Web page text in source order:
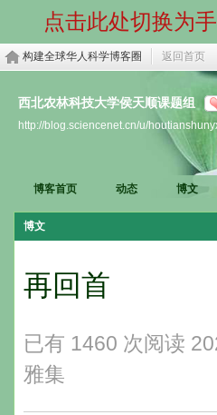
点击此处切换为
构建全球华人科学博客圈 返回首页
西北农林科技大学侯天顺课题组
http://blog.sciencenet.cn/u/
博客首页 动态 博文
博文
再回首
已有 1460 次阅读
雅集